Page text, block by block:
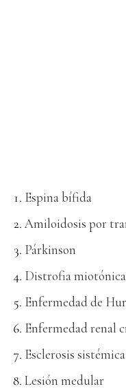
Espina bífida
Amiloidosis por
Párkinson
Distrofia
Enfermedad de
Enfermedad renal
Esclerosis sistémica
Lesión medular